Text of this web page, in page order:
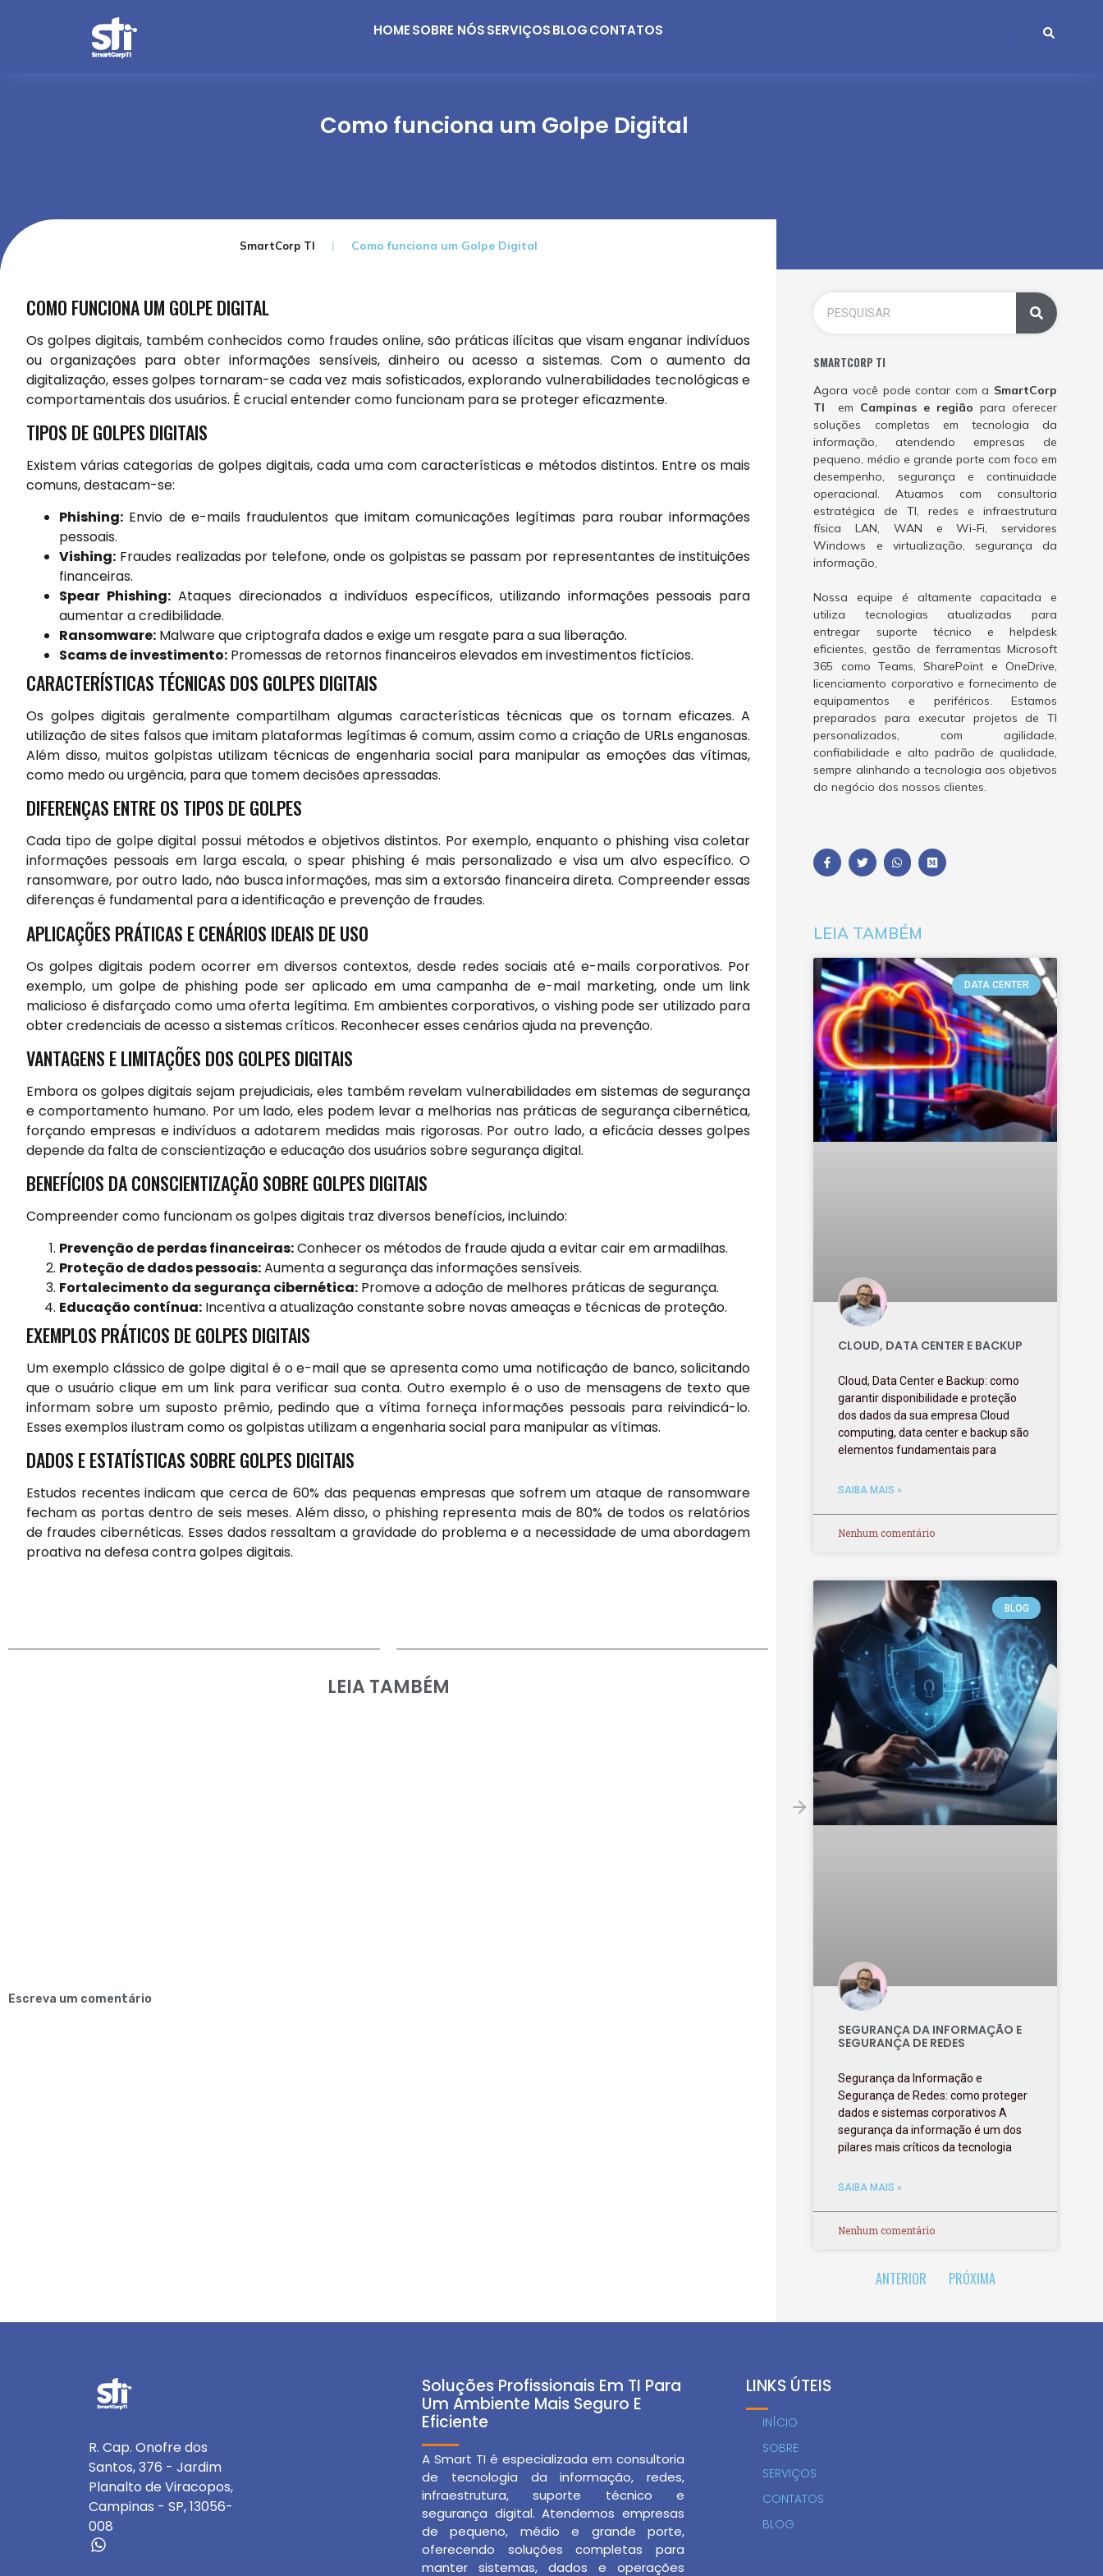
HOMESOBRE NÓSSERVIÇOSBLOGCONTATOS
Como funciona um Golpe Digital
SmartCorp TI Como funciona um Golpe Digital
COMO FUNCIONA UM GOLPE DIGITAL
Os golpes digitais, também conhecidos como fraudes online, são práticas ilícitas que visam enganar indivíduos
ou organizações para obter informações sensíveis, dinheiro ou acesso a sistemas. Com o aumento da
digitalização, esses golpes tornaram-se cada vez mais sofisticados, explorando vulnerabilidades tecnológicas e
comportamentais dos usuários. É crucial entender como funcionam para se proteger eficazmente.
TIPOS DE GOLPES DIGITAIS
Existem várias categorias de golpes digitais, cada uma com características e métodos distintos. Entre os mais
comuns, destacam-se:
Phishing: Envio de e-mails fraudulentos que imitam comunicações legítimas para roubar informações
pessoais.
Vishing: Fraudes realizadas por telefone, onde os golpistas se passam por representantes de instituições
financeiras.
Spear Phishing:Ataques direcionados a indivíduos específicos, utilizando informações pessoais para
aumentar a credibilidade.
Ransomware: Malware que criptografa dados e exige um resgate para a sua liberação.
Scams de investimento: Promessas de retornos financeiros elevados em investimentos fictícios.
CARACTERÍSTICAS TÉCNICAS DOS GOLPES DIGITAIS
Os golpes digitais geralmente compartilham algumas características técnicas que os tornam eficazes. A
utilização de sites falsos que imitam plataformas legítimas é comum, assim como a criação de URLs enganosas.
Além disso, muitos golpistas utilizam técnicas de engenharia social para manipular as emoções das vítimas,
como medo ou urgência, para que tomem decisões apressadas.
DIFERENÇAS ENTRE OS TIPOS DE GOLPES
Cada tipo de golpe digital possui métodos e objetivos distintos. Por exemplo, enquanto o phishing visa coletar
informações pessoais em larga escala, o spear phishing é mais personalizado e visa um alvo específico. O
ransomware, por outro lado, não busca informações, mas sim a extorsão financeira direta. Compreender essas
diferenças é fundamental para a identificação e prevenção de fraudes.
APLICAÇÕES PRÁTICAS E CENÁRIOS IDEAIS DE USO
Os golpes digitais podem ocorrer em diversos contextos, desde redes sociais até e-mails corporativos. Por
exemplo, um golpe de phishing pode ser aplicado em uma campanha de e-mail marketing, onde um link
malicioso é disfarçado como uma oferta legítima. Em ambientes corporativos, o vishing pode ser utilizado para
obter credenciais de acesso a sistemas críticos. Reconhecer esses cenários ajuda na prevenção.
VANTAGENS E LIMITAÇÕES DOS GOLPES DIGITAIS
Embora os golpes digitais sejam prejudiciais, eles também revelam vulnerabilidades em sistemas de segurança
e comportamento humano. Por um lado, eles podem levar a melhorias nas práticas de segurança cibernética,
forçando empresas e indivíduos a adotarem medidas mais rigorosas. Por outro lado, a eficácia desses golpes
depende da falta de conscientização e educação dos usuários sobre segurança digital.
BENEFÍCIOS DA CONSCIENTIZAÇÃO SOBRE GOLPES DIGITAIS
Compreender como funcionam os golpes digitais traz diversos benefícios, incluindo:
Prevenção de perdas financeiras:Conhecer os métodos de fraude ajuda a evitar cair em armadilhas.
Proteção de dados pessoais:Aumenta a segurança das informações sensíveis.
Fortalecimento da segurança cibernética: Promove a adoção de melhores práticas de segurança.
Educação contínua: Incentiva a atualização constante sobre novas ameaças e técnicas de proteção.
EXEMPLOS PRÁTICOS DE GOLPES DIGITAIS
Um exemplo clássico de golpe digital é o e-mail que se apresenta como uma notificação de banco, solicitando
que o usuário clique em um link para verificar sua conta. Outro exemplo é o uso de mensagens de texto que
informam sobre um suposto prêmio, pedindo que a vítima forneça informações pessoais para reivindicá-lo.
Esses exemplos ilustram como os golpistas utilizam a engenharia social para manipular as vítimas.
DADOS E ESTATÍSTICAS SOBRE GOLPES DIGITAIS
Estudos recentes indicam que cerca de 60% das pequenas empresas que sofrem um ataque de ransomware
fecham as portas dentro de seis meses. Além disso, o phishing representa mais de 80% de todos os relatórios
de fraudes cibernéticas. Esses dados ressaltam a gravidade do problema e a necessidade de uma abordagem
proativa na defesa contra golpes digitais.
LEIA TAMBÉM
Escreva um comentário
SMARTCORP TI
Agora você pode contar com a SmartCorp
TI em Campinas e região para oferecer
soluções completas em tecnologia da
informação, atendendo empresas de
pequeno, médio e grande porte com foco em
desempenho, segurança e continuidade
operacional. Atuamos com consultoria
estratégica de TI, redes e infraestrutura
física LAN, WAN e Wi-Fi, servidores
Windows e virtualização, segurança da
informação,
Nossa equipe é altamente capacitada e
utiliza tecnologias atualizadas para
entregar suporte técnico e helpdesk
eficientes, gestão de ferramentas Microsoft
365 como Teams, SharePoint e OneDrive,
licenciamento corporativo e fornecimento de
equipamentos e periféricos. Estamos
preparados para executar projetos de TI
personalizados, com agilidade,
confiabilidade e alto padrão de qualidade,
sempre alinhando a tecnologia aos objetivos
do negócio dos nossos clientes.
LEIA TAMBÉM
DATA CENTER
CLOUD, DATA CENTER E BACKUP
Cloud, Data Center e Backup: como
garantir disponibilidade e proteção
dos dados da sua empresa Cloud
computing, data center e backup são
elementos fundamentais para
SAIBA MAIS »
Nenhum comentário
BLOG
SEGURANÇA DA INFORMAÇÃO E
SEGURANÇA DE REDES
Segurança da Informação e
Segurança de Redes: como proteger
dados e sistemas corporativos A
segurança da informação é um dos
pilares mais críticos da tecnologia
SAIBA MAIS »
Nenhum comentário
ANTERIOR PRÓXIMA
R. Cap. Onofre dos
Santos, 376 - Jardim
Planalto de Viracopos,
Campinas - SP, 13056-
008
Soluções Profissionais Em TI Para
Um Ambiente Mais Seguro E
Eficiente
A Smart TI é especializada em consultoria
de tecnologia da informação, redes,
infraestrutura, suporte técnico e
segurança digital. Atendemos empresas
de pequeno, médio e grande porte,
oferecendo soluções completas para
manter sistemas, dados e operações
LINKS ÚTEIS
INÍCIO
SOBRE
SERVIÇOS
CONTATOS
BLOG